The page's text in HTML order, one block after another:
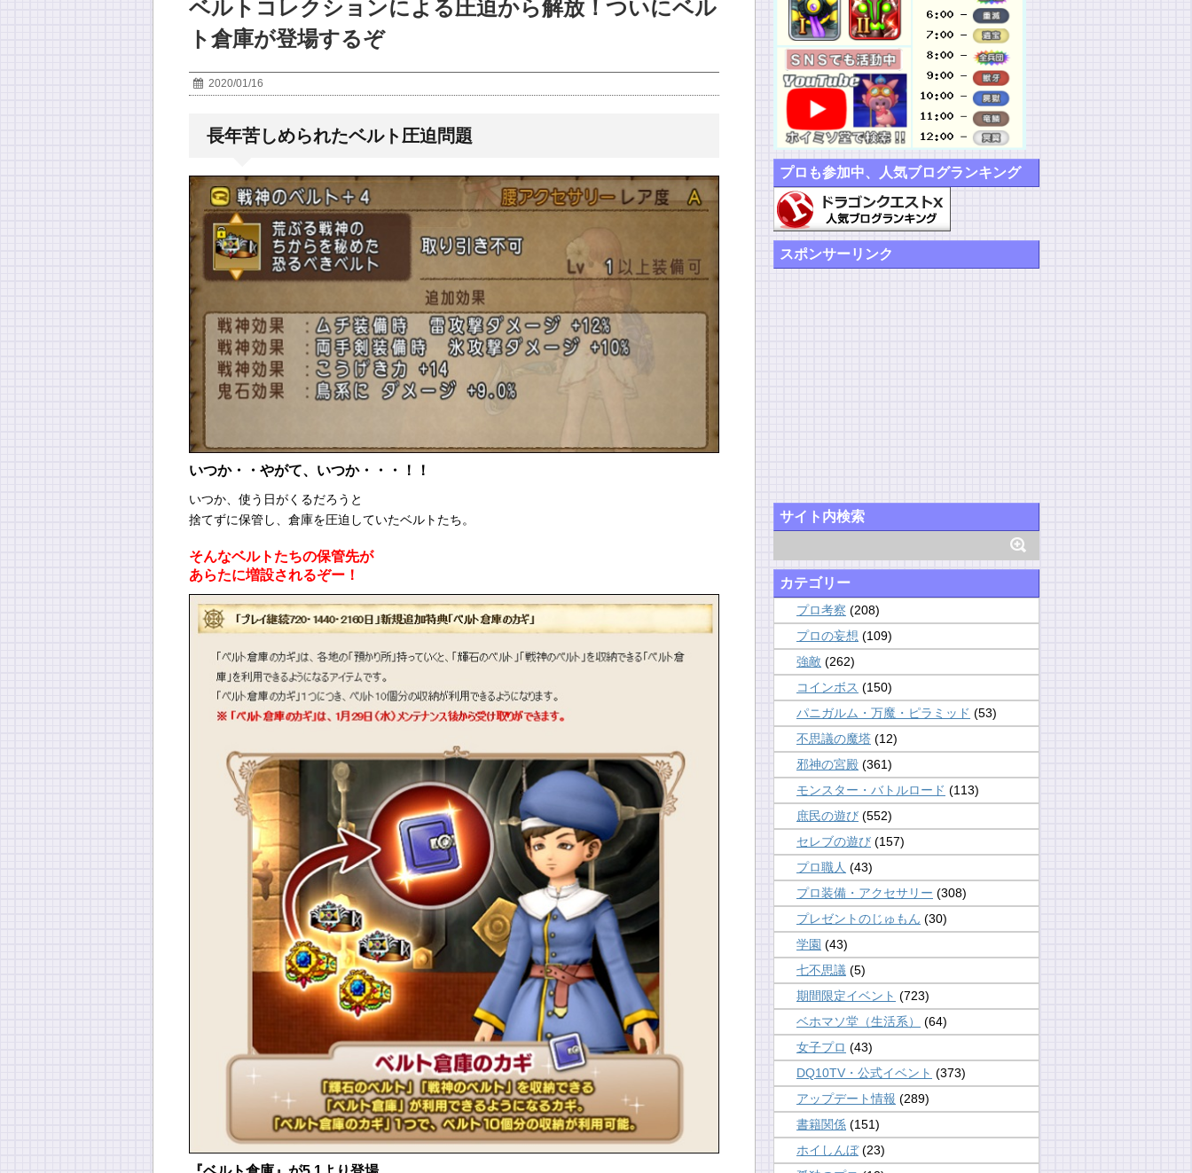
ベルトコレクションによる圧迫から解放！ついにベル
ト倉庫が登場するぞ
2020/01/16
長年苦しめられたベルト圧迫問題
いつか・・やがて、いつか・・・！！
いつか、使う日がくるだろうと
捨てずに保管し、倉庫を圧迫していたベルトたち。
そんなベルトたちの保管先が
あらたに増設されるぞー！
プロも参加中、人気ブログランキング
スポンサーリンク
サイト内検索
カテゴリー
プロ考察 (208)
プロの妄想 (109)
強敵 (262)
コインボス (150)
パニガルム・万魔・ピラミッド (53)
不思議の魔塔 (12)
邪神の宮殿 (361)
モンスター・バトルロード (113)
庶民の遊び (552)
セレブの遊び (157)
プロ職人 (43)
プロ装備・アクセサリー (308)
プレゼントのじゅもん (30)
学園 (43)
七不思議 (5)
期間限定イベント (723)
ベホマソ堂（生活系）
(64)
女子プロ (43)
DQ10TV・公式イベント (373)
アップデート情報 (289)
書籍関係 (151)
ホイしんぼ(23)